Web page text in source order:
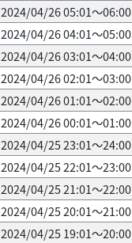
2024/04/26 05:01～06:00
2024/04/26 04:01～05:00
2024/04/26 03:01～04:00
2024/04/26 02:01～03:00
2024/04/26 01:01～02:00
2024/04/26 00:01～01:00
2024/04/25 23:01～24:00
2024/04/25 22:01～23:00
2024/04/25 21:01～22:00
2024/04/25 20:01～21:00
2024/04/25 19:01～20:00